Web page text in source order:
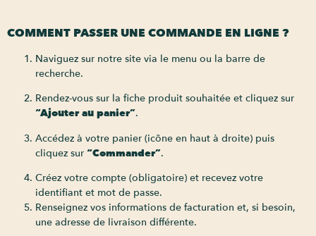
COMMENT PASSER UNE COMMANDE EN LIGNE ?
Naviguez sur notre site via le menu ou la barre de
recherche.
Rendez-vous sur la fiche produit souhaitée et cliquez sur
“Ajouter au panier”.
Accédez à votre panier (icône en haut à droite) puis
cliquez sur “Commander”.
Créez votre compte (obligatoire) et recevez votre
identifiant et mot de passe.
Renseignez vos informations de facturation et, si besoin,
une adresse de livraison différente.